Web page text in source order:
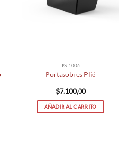
PS-1006
Portasobres Plié
$7.100,00
AÑADIR AL CARRITO